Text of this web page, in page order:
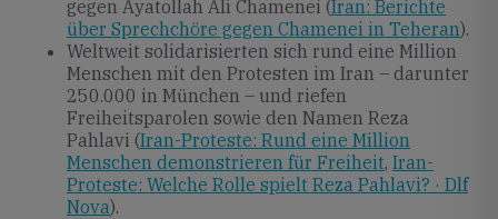
gegen Ayatollah Ali Chamenei (Iran: Berichte
über Sprechchöre gegen Chamenei in Teheran).
Weltweit solidarisierten sich rund eine Million
Menschen mit den Protesten im Iran – darunter
250.000 in München – und riefen
Freiheitsparolen sowie den Namen Reza
Pahlavi (Iran-Proteste: Rund eine Million
Menschen demonstrieren für Freiheit, Iran-
Proteste: Welche Rolle spielt Reza Pahlavi? · Dlf
Nova).